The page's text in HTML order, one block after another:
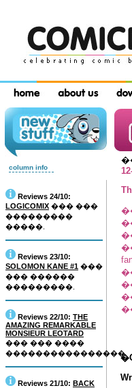
column info
Reviews 24/10:
LOGICOMIX ��� ���
���������
�����.
Reviews 23/10:
SOLOMON KANE #1 ���
��� ������
���������.
Reviews 22/10: THE
AMAZING REMARKABLE
MONSIEUR LEOTARD
��� ��� ����
����������������.
Reviews 21/10: BACK